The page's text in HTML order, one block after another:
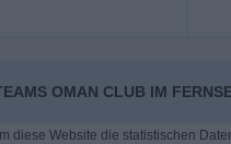
OMAN CLUB IM
diese Website die statistischen